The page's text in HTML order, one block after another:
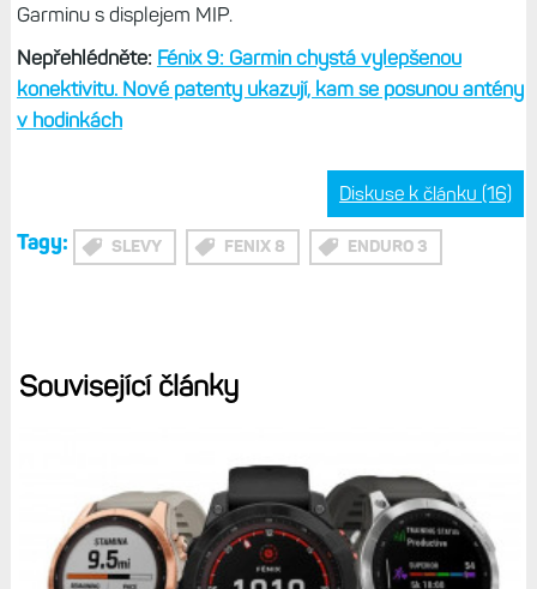
Garminu s displejem MIP.
Nepřehlédněte: Fénix 9: Garmin chystá vylepšenou
konektivitu. Nové patenty ukazují, kam se posunou antény
v hodinkách
Diskuse k článku (16)
Tagy: SLEVY FENIX 8 ENDURO 3